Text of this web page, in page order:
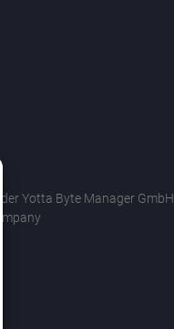
der Yotta Byte Manager GmbH